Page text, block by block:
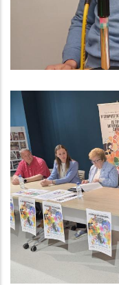
El Baix
Simposi
La III
Catifaires
Efímer